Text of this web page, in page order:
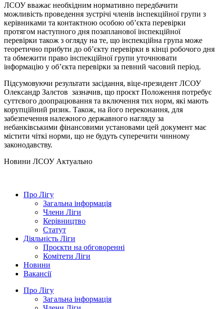
ЛСОУ вважає необхідним нормативно передбачити
можливість проведення зустрічі членів інспекційної групи з
керівниками та контактною особою об’єкта перевірки
протягом наступного дня позапланової інспекційної
перевірки також з огляду на те, що інспекційна група може
теоретично прибути до об’єкту перевірки в кінці робочого дня
та обмежити право інспекційної групи уточнювати
інформацію у об’єкта перевірки за певний часовий період.
Підсумовуючи результати засідання, віце-президент ЛСОУ
Олександр Залєтов зазначив, що проєкт Положення потребує
суттєвого доопрацювання та включення тих норм, які мають
корупційний ризик. Також, на його переконання, для
забезпечення належного державного нагляду за
небанківськими фінансовими установами цей документ має
містити чіткі норми, що не будуть суперечити чинному
законодавству.
Hовини ЛСОУ Актуально
Про Лігу
Загальна інформація
Члени Ліги
Керівництво
Статут
Діяльність Ліги
Проєкти на обговоренні
Комітети Ліги
Новини
Вакансії
Про Лігу
Загальна інформація